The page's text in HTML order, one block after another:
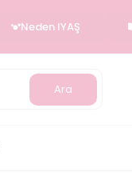
Neden IYAŞ
Ara